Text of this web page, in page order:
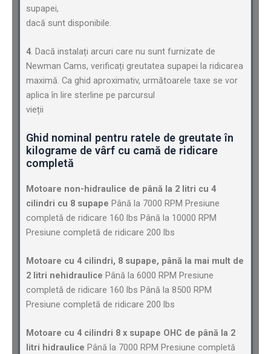
supapei,
dacă sunt disponibile.
4. Dacă instalați arcuri care nu sunt furnizate de
Newman Cams, verificați greutatea supapei la ridicarea
maximă. Ca ghid aproximativ, următoarele taxe se vor
aplica în lire sterline pe parcursul
vieții
Ghid nominal pentru ratele de greutate în
kilograme de vârf cu camă de ridicare
completă
Motoare non-hidraulice de până la 2 litri cu 4
cilindri cu 8 supape Până la 7000 RPM Presiune
completă de ridicare 160 lbs Până la 10000 RPM
Presiune completă de ridicare 200 lbs
Motoare cu 4 cilindri, 8 supape, până la mai mult de
2 litri nehidraulice Până la 6000 RPM Presiune
completă de ridicare 160 lbs Până la 8500 RPM
Presiune completă de ridicare 200 lbs
Motoare cu 4 cilindri 8 x supape OHC de până la 2
litri hidraulice Până la 7000 RPM Presiune completă